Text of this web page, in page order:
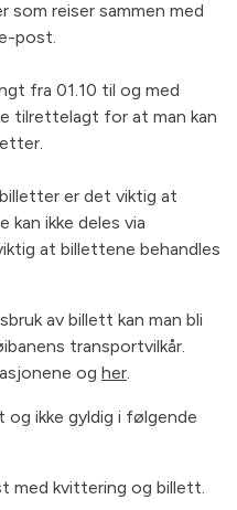
som reiser sammen med
post.
fra 01.10 til og med
tilrettelagt for at man kan
er det viktig at
kan ikke deles via
at billettene behandles
av billett kan man bli
transportvilkår.
og her.
ikke gyldig i følgende
med kvittering og billett.